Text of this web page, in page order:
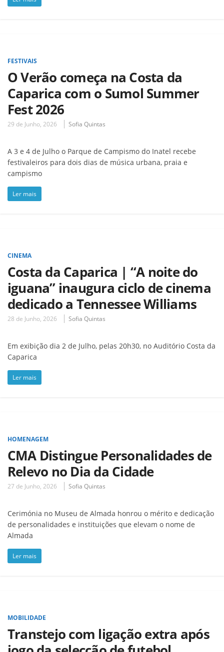
FESTIVAIS
O Verão começa na Costa da
Caparica com o Sumol Summer
Fest 2026
29 de Junho, 2026 Sofia Quintas
A 3 e 4 de Julho o Parque de Campismo do Inatel recebe
festivaleiros para dois dias de música urbana, praia e
campismo
Ler mais
CINEMA
Costa da Caparica | “A noite do
iguana” inaugura ciclo de cinema
dedicado a Tennessee Williams
28 de Junho, 2026 Sofia Quintas
Em exibição dia 2 de Julho, pelas 20h30, no Auditório Costa da
Caparica
Ler mais
HOMENAGEM
CMA Distingue Personalidades de
Relevo no Dia da Cidade
27 de Junho, 2026 Sofia Quintas
Cerimónia no Museu de Almada honrou o mérito e dedicação
de personalidades e instituições que elevam o nome de
Almada
Ler mais
MOBILIDADE
Transtejo com ligação extra após